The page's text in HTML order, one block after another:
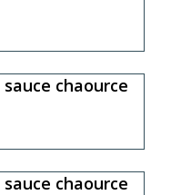
chaource
chaource